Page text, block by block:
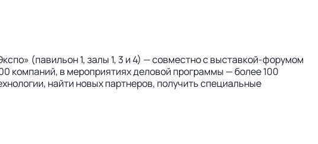
(павильон 1, залы 1, 3 и 4) — совместно с выставкой-форумом
компаний, в мероприятиях деловой программы — более 100
найти новых партнеров, получить специальные